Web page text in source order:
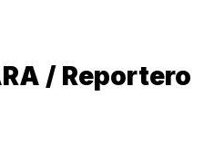
/ Reportero